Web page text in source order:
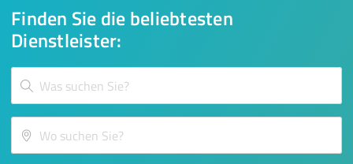
Finden Sie die beliebtesten
Dienstleister: